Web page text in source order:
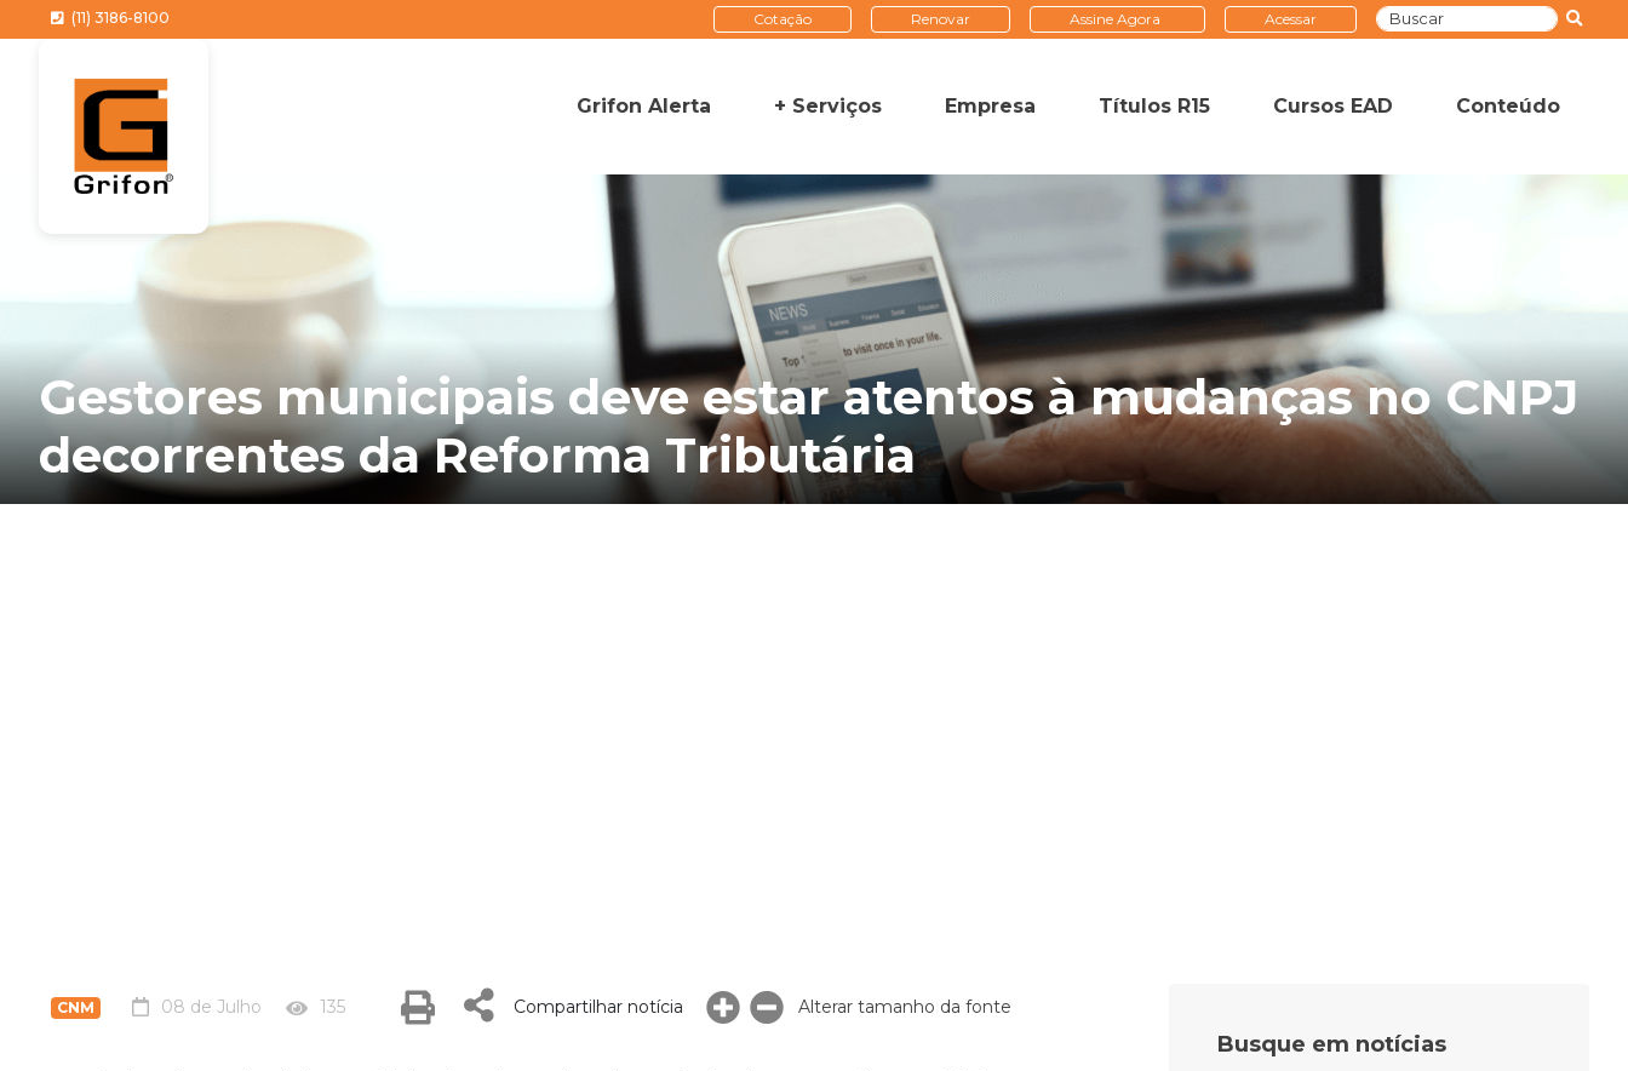
(11) 3186-8100 Cotação Renovar Assine Agora Acessar
Grifon Alerta + Serviços Empresa Títulos R15 Cursos EAD Conteúdo
Gestores municipais deve estar atentos à mudanças no CNPJ
decorrentes da Reforma Tributária
CNM 08 de Julho 135 Compartilhar notícia Alterar tamanho da fonte
Busque em notícias